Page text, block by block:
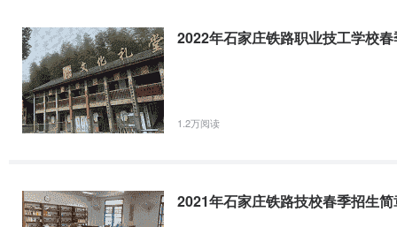
泰凯德科技有限公司等二十几家知名企业有长期用工协议。良好的
到98%以上。
石家庄铁路技校免学费、助学金政策
国家助学金资助对象是具有中等职业学校全日制正式学籍的在校一
生，资助标准为每生每年1500元，学校为每位受助学生办理银行储蓄
2022年石家庄铁路职业技工学校
1.2万阅读
2021年石家庄铁路技校春季招生